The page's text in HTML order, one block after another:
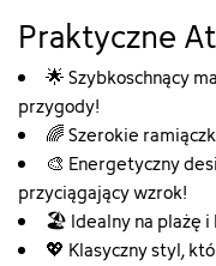
Praktyczne
🌟 Szybkoschnący
przygody!
🌈 Szerokie
🎨 Energetyczny
przyciągający wzrok!
🏖️ Idealny na plażę i
💖 Klasyczny styl,